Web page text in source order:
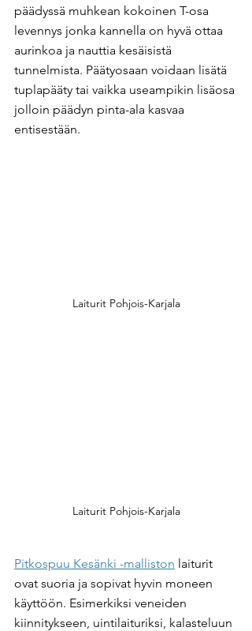
päädyssä muhkean kokoinen T-osa
levennys jonka kannella on hyvä ottaa
aurinkoa ja nauttia kesäisistä
tunnelmista. Päätyosaan voidaan lisätä
tuplapääty tai vaikka useampikin lisäosa
jolloin päädyn pinta-ala kasvaa
entisestään.
Laiturit Pohjois-Karjala
Laiturit Pohjois-Karjala
Pitkospuu Kesänki -malliston laiturit
ovat suoria ja sopivat hyvin moneen
käyttöön. Esimerkiksi veneiden
kiinnitykseen, uintilaituriksi, kalasteluun